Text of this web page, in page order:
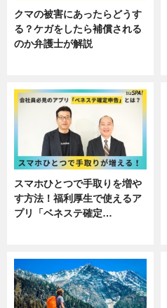
クマの被害にあったらどうす
る？ケガをしたら補償される
のか弁護士が解説
スマホひとつで手取りを増や
す方法！福利厚生で使えるア
プリ「ベネステ確定…